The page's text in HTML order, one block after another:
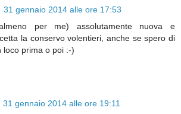
31 gennaio 2014 alle ore 17:53
per me) assolutamente nuova e
la conservo volentieri, anche se spero di
loco prima o poi :-)
31 gennaio 2014 alle ore 19:11